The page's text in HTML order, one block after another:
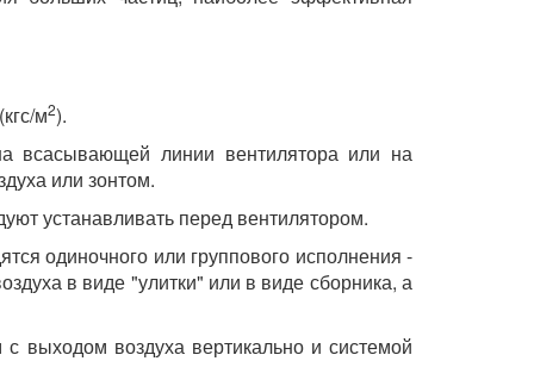
м2).
всасывающей линии вентилятора или на
или зонтом.
устанавливать перед вентилятором.
одиночного или группового исполнения -
в виде "улитки" или в виде сборника, а
выходом воздуха вертикально и системой